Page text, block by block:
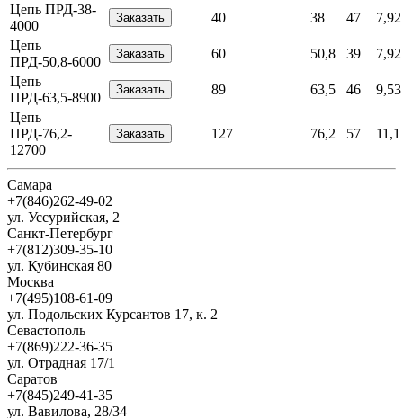
Цепь ПРД-38-
4000
40 38 47
7,92
Цепь
ПРД-50,8-6000
60 50,8 39
7,92
Цепь
ПРД-63,5-8900
89 63,5 46
9,53
Цепь
ПРД-76,2-
12700
127 76,2 57 11,1
Самара
+7(846)262-49-02
ул. Уссурийская, 2
Санкт-Петербург
+7(812)309-35-10
ул. Кубинская 80
Москва
+7(495)108-61-09
ул. Подольских Курсантов 17, к. 2
Севастополь
+7(869)222-36-35
ул. Отрадная 17/1
Саратов
+7(845)249-41-35
ул. Вавилова, 28/34